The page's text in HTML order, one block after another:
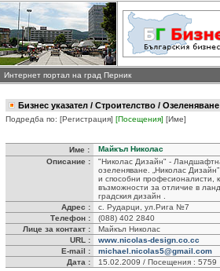
Интернет портал на град Перник
Бизнес указател / Строителство /
Подредба по: [Регистрация] [Посещения] [Име]
Име :
Майкъл Николас
Описание :
"Николас Дизайн" -
озеленяване. „Николас
и способни професионалисти,
възможности за отличие в
градския дизайн .
Адрес :
с. Рударци, ул.Рига №7
Телефон :
(088) 402 2840
Лице за контакт :
Майкъл Николас
URL :
www.nicolas-design.co.cc
E-mail :
michael.nicolas5@gmail.com
Дата :
15.02.2009 / Посещения : 5759